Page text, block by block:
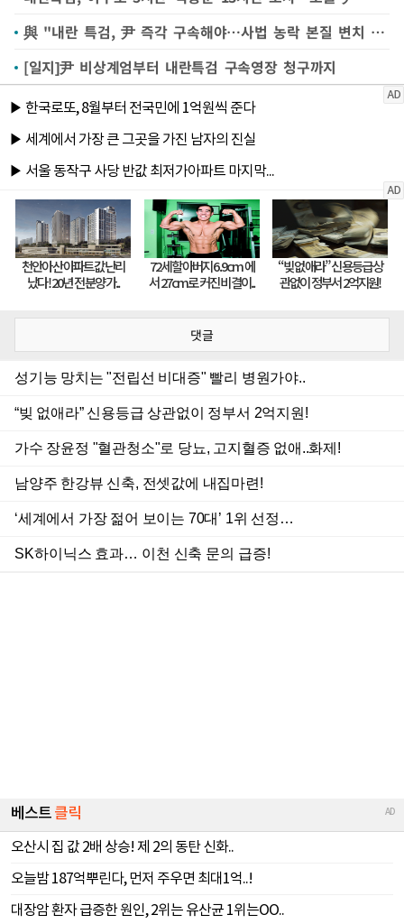
與 "내란 특검, 尹 즉각 구속해야…사법 농락 본질 변치 않아"
[일지]尹 비상계엄부터 내란특검 구속영장 청구까지
댓글